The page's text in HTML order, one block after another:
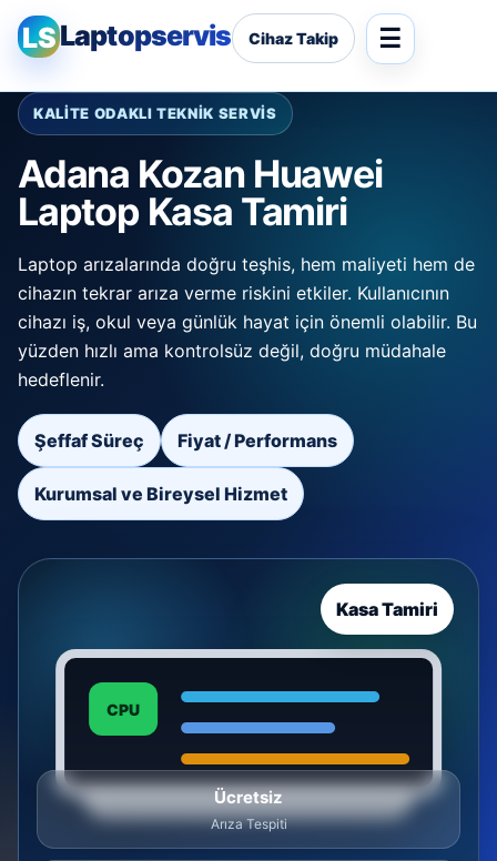
LSLaptopservis Cihaz Takip
KALİTE ODAKLI TEKNİK SERVİS
Adana Kozan Huawei
Laptop Kasa Tamiri
Laptop arızalarında doğru teşhis, hem maliyeti hem de
cihazın tekrar arıza verme riskini etkiler. Kullanıcının
cihazı iş, okul veya günlük hayat için önemli olabilir. Bu
yüzden hızlı ama kontrolsüz değil, doğru müdahale
hedeflenir.
Şeffaf Süreç Fiyat / Performans
Kurumsal ve Bireysel Hizmet
CPU
Kasa Tamiri
Ücretsiz
Arıza Tespiti